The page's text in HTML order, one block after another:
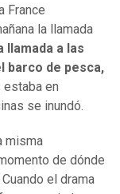
France
la llamada
llamada a las
barco de pesca,
estaba en
se inundó.
misma
de dónde
el drama